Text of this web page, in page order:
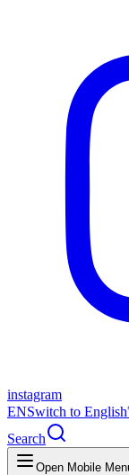
instagram
ENSwitch to English
Search
Open Mobile